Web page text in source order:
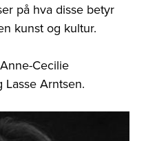
på hva disse betyr
kunst og kultur.
Cecilie
Arntsen.